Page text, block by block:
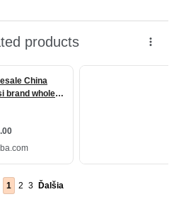
1 2 3 Ďalšia